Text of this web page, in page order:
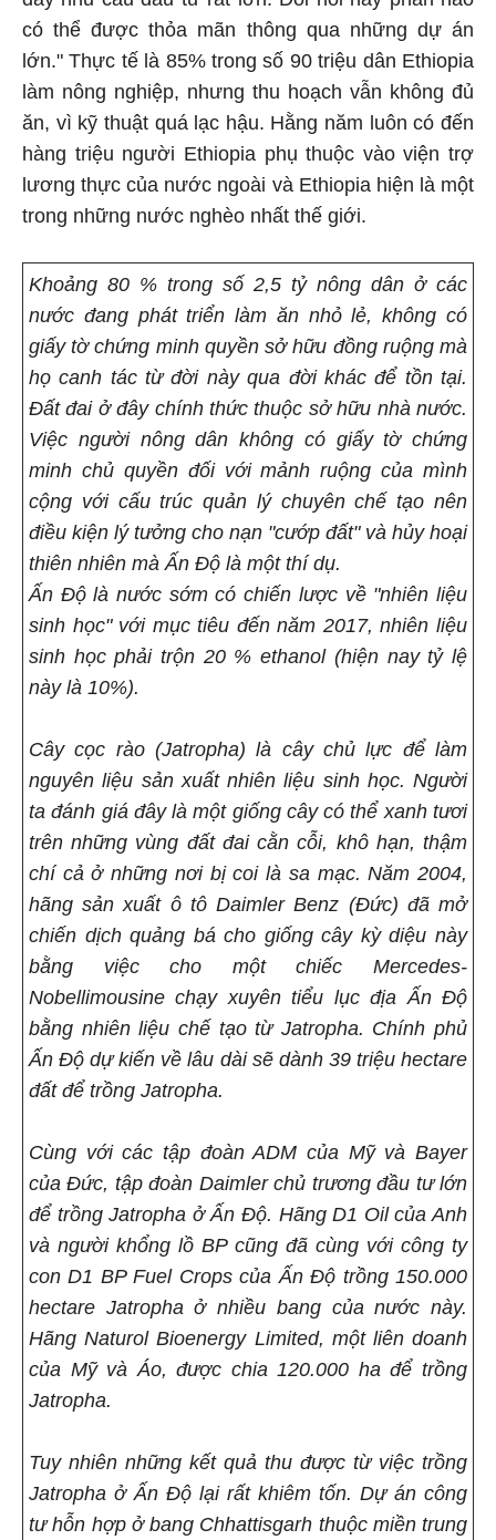
có thể được thỏa mãn thông qua những dự án
lớn." Thực tế là 85% trong số 90 triệu dân Ethiopia
làm nông nghiệp, nhưng thu hoạch vẫn không đủ
ăn, vì kỹ thuật quá lạc hậu. Hằng năm luôn có đến
hàng triệu người Ethiopia phụ thuộc vào viện trợ
lương thực của nước ngoài và Ethiopia hiện là một
trong những nước nghèo nhất thế giới.
Khoảng 80 % trong số 2,5 tỷ nông dân ở các
nước đang phát triển làm ăn nhỏ lẻ, không có
giấy tờ chứng minh quyền sở hữu đồng ruộng mà
họ canh tác từ đời này qua đời khác để tồn tại.
Đất đai ở đây chính thức thuộc sở hữu nhà nước.
Việc người nông dân không có giấy tờ chứng
minh chủ quyền đối với mảnh ruộng của mình
cộng với cấu trúc quản lý chuyên chế tạo nên
điều kiện lý tưởng cho nạn "cướp đất" và hủy hoại
thiên nhiên mà Ấn Độ là một thí dụ.
Ấn Độ là nước sớm có chiến lược về "nhiên liệu
sinh học" với mục tiêu đến năm 2017, nhiên liệu
sinh học phải trộn 20 % ethanol (hiện nay tỷ lệ
này là 10%).
Cây cọc rào (Jatropha) là cây chủ lực để làm
nguyên liệu sản xuất nhiên liệu sinh học. Người
ta đánh giá đây là một giống cây có thể xanh tươi
trên những vùng đất đai cằn cỗi, khô hạn, thậm
chí cả ở những nơi bị coi là sa mạc. Năm 2004,
hãng sản xuất ô tô Daimler Benz (Đức) đã mở
chiến dịch quảng bá cho giống cây kỳ diệu này
bằng việc cho một chiếc Mercedes-
Nobellimousine chạy xuyên tiểu lục địa Ấn Độ
bằng nhiên liệu chế tạo từ Jatropha. Chính phủ
Ấn Độ dự kiến về lâu dài sẽ dành 39 triệu hectare
đất để trồng Jatropha.
Cùng với các tập đoàn ADM của Mỹ và Bayer
của Đức, tập đoàn Daimler chủ trương đầu tư lớn
để trồng Jatropha ở Ấn Độ. Hãng D1 Oil của Anh
và người khổng lồ BP cũng đã cùng với công ty
con D1 BP Fuel Crops của Ấn Độ trồng 150.000
hectare Jatropha ở nhiều bang của nước này.
Hãng Naturol Bioenergy Limited, một liên doanh
của Mỹ và Áo, được chia 120.000 ha để trồng
Jatropha.
Tuy nhiên những kết quả thu được từ việc trồng
Jatropha ở Ấn Độ lại rất khiêm tốn. Dự án công
tư hỗn hợp ở bang Chhattisgarh thuộc miền trung